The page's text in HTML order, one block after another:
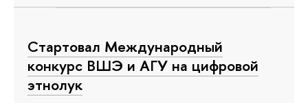
Cтартовал Международный
конкурс ВШЭ и АГУ на цифровой
этнолук